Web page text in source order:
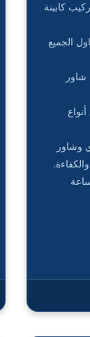
كابينة
الجميع
شاور
وشاور
فني شاور بوكس على مدار الـ 24 ساعة